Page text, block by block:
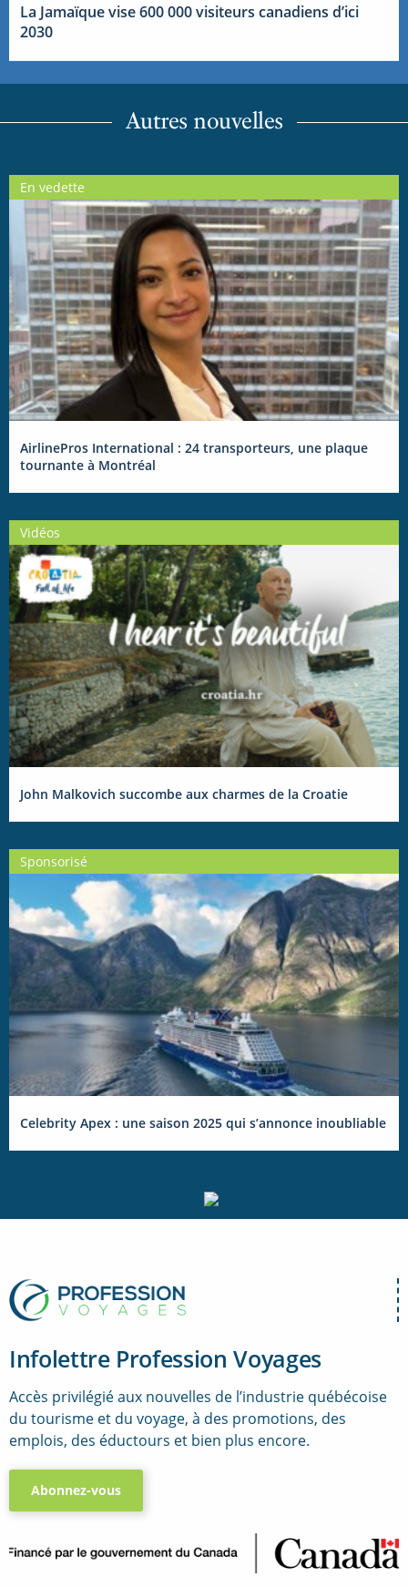
La Jamaïque vise 600 000 visiteurs canadiens d’ici
2030
Autres nouvelles
En vedette
AirlinePros International : 24 transporteurs, une plaque
tournante à Montréal
Vidéos
John Malkovich succombe aux charmes de la Croatie
Sponsorisé
Celebrity Apex : une saison 2025 qui s’annonce inoubliable
Infolettre Profession Voyages
Accès privilégié aux nouvelles de l’industrie québécoise
du tourisme et du voyage, à des promotions, des
emplois, des éductours et bien plus encore.
Abonnez-vous